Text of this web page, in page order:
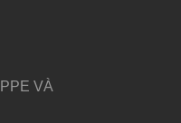
VÀ